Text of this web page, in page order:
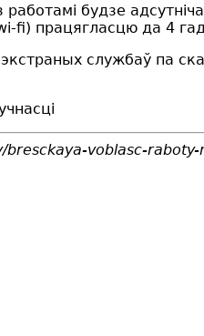
работамі будзе
fi) працягласцю да 4
экстраных службаў па
voblasc-